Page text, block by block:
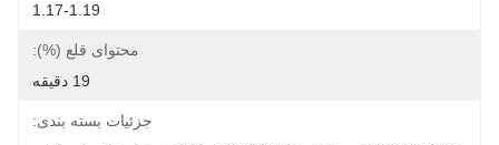
1.17-1.19
محتوای قلع (%):
19 دقیقه
جزئیات بسته بندی: